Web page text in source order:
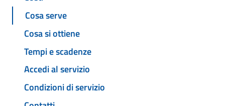
Cosa serve
Cosa si ottiene
Tempi e scadenze
Accedi al servizio
Condizioni di servizio